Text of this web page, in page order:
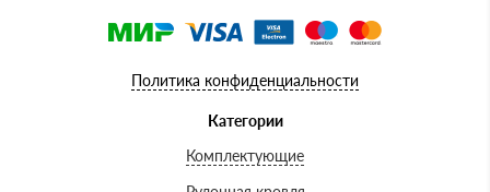
Политика конфиденциальности
Категории
Комплектующие